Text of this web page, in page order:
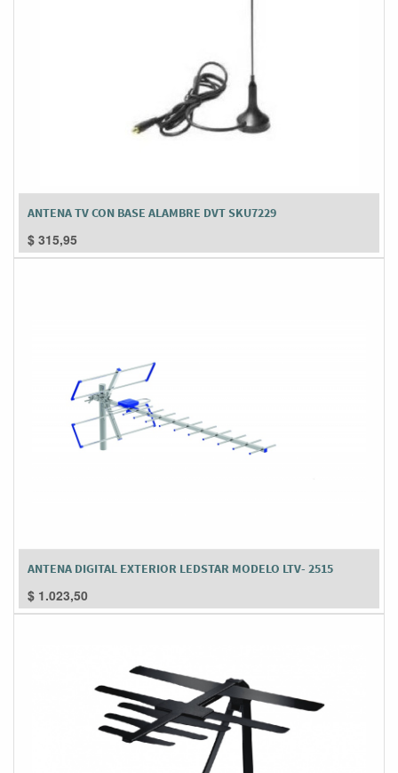
ANTENA TV CON BASE ALAMBRE DVT SKU7229
$ 315,95
ANTENA DIGITAL EXTERIOR LEDSTAR MODELO LTV- 2515
$ 1.023,50